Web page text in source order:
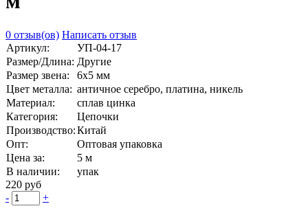
0 отзыв(ов) Написать отзыв
Артикул:
УП-04-17
Размер/Длина: Другие
Размер звена:
6х5 мм
Цвет металла: античное серебро, платина, никель
Материал:
сплав цинка
Категория:
Цепочки
Производство:Китай
Опт:
Оптовая упаковка
Цена за:
5 м
В наличии:
упак
220 руб
-
+